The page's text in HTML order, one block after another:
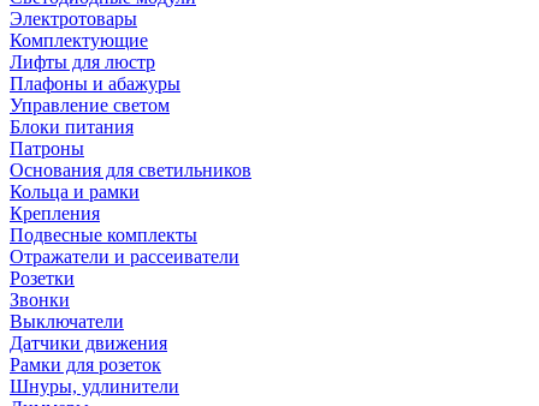
Электротовары
Комплектующие
Лифты для люстр
Плафоны и абажуры
Управление светом
Блоки питания
Патроны
Основания для светильников
Кольца и рамки
Крепления
Подвесные комплекты
Отражатели и рассеиватели
Розетки
Звонки
Выключатели
Датчики движения
Рамки для розеток
Шнуры, удлинители